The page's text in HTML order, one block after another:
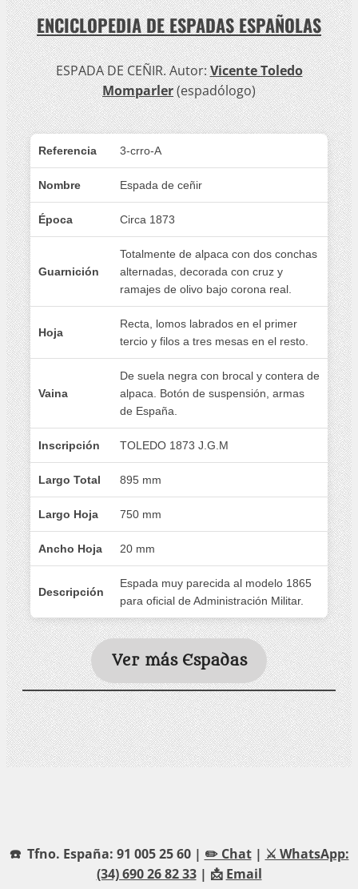
ENCICLOPEDIA DE ESPADAS ESPAÑOLAS
ESPADA DE CEÑIR. Autor:Vicente Toledo
Momparler(espadólogo)
Referencia 3-crro-A
Nombre Espada de ceñir
Época Circa 1873
Guarnición
Totalmente de alpaca con dos conchas
alternadas, decorada con cruz y
ramajes de olivo bajo corona real.
Hoja
Recta, lomos labrados en el primer
tercio y filos a tres mesas en el resto.
Vaina
De suela negra con brocal y contera de
alpaca. Botón de suspensión, armas
de España.
Inscripción TOLEDO 1873 J.G.M
Largo Total 895 mm
Largo Hoja 750 mm
Ancho Hoja 20 mm
Descripción
Espada muy parecida al modelo 1865
para oficial de Administración Militar.
Ver más Espadas
☎️ Tfno. España: 91 005 25 60 | ✏️ Chat| ⚔️ WhatsApp:
(34) 690 26 82 33| 📩 Email